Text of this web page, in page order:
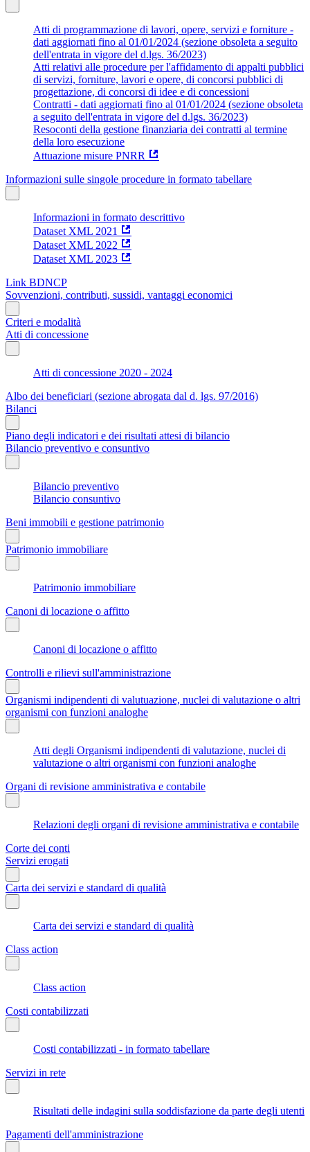
Atti di programmazione di lavori, opere, servizi e forniture -
dati aggiornati fino al 01/01/2024 (sezione obsoleta a seguito
dell'entrata in vigore del d.lgs. 36/2023)
Atti relativi alle procedure per l'affidamento di appalti pubblici
di servizi, forniture, lavori e opere, di concorsi pubblici di
progettazione, di concorsi di idee e di concessioni
Contratti - dati aggiornati fino al 01/01/2024 (sezione obsoleta
a seguito dell'entrata in vigore del d.lgs. 36/2023)
Resoconti della gestione finanziaria dei contratti al termine
della loro esecuzione
Attuazione misure PNRR
Informazioni sulle singole procedure in formato tabellare
Informazioni in formato descrittivo
Dataset XML 2021
Dataset XML 2022
Dataset XML 2023
Link BDNCP
Sovvenzioni, contributi, sussidi, vantaggi economici
Criteri e modalità
Atti di concessione
Atti di concessione 2020 - 2024
Albo dei beneficiari (sezione abrogata dal d. lgs. 97/2016)
Bilanci
Piano degli indicatori e dei risultati attesi di bilancio
Bilancio preventivo e consuntivo
Bilancio preventivo
Bilancio consuntivo
Beni immobili e gestione patrimonio
Patrimonio immobiliare
Patrimonio immobiliare
Canoni di locazione o affitto
Canoni di locazione o affitto
Controlli e rilievi sull'amministrazione
Organismi indipendenti di valutuazione, nuclei di valutazione o altri
organismi con funzioni analoghe
Atti degli Organismi indipendenti di valutazione, nuclei di
valutazione o altri organismi con funzioni analoghe
Organi di revisione amministrativa e contabile
Relazioni degli organi di revisione amministrativa e contabile
Corte dei conti
Servizi erogati
Carta dei servizi e standard di qualità
Carta dei servizi e standard di qualità
Class action
Class action
Costi contabilizzati
Costi contabilizzati - in formato tabellare
Servizi in rete
Risultati delle indagini sulla soddisfazione da parte degli utenti
Pagamenti dell'amministrazione